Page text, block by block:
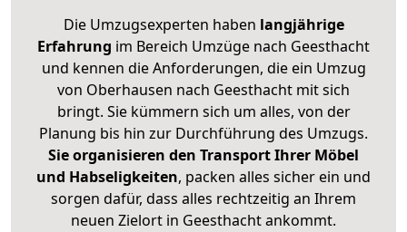
Die Umzugsexperten haben langjährige
Erfahrung im Bereich Umzüge nach Geesthacht
und kennen die Anforderungen, die ein Umzug
von Oberhausen nach Geesthacht mit sich
bringt. Sie kümmern sich um alles, von der
Planung bis hin zur Durchführung des Umzugs.
Sie organisieren den Transport Ihrer Möbel
und Habseligkeiten, packen alles sicher ein und
sorgen dafür, dass alles rechtzeitig an Ihrem
neuen Zielort in Geesthacht ankommt.